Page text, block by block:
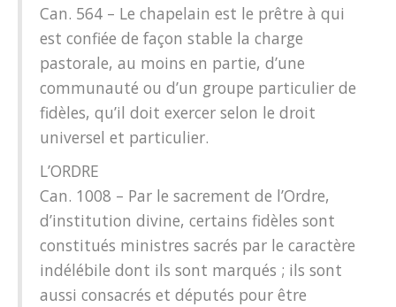
Can. 564 – Le chapelain est le prêtre à qui
est confiée de façon stable la charge
pastorale, au moins en partie, d’une
communauté ou d’un groupe particulier de
fidèles, qu’il doit exercer selon le droit
universel et particulier.
L’ORDRE
Can. 1008 – Par le sacrement de l’Ordre,
d’institution divine, certains fidèles sont
constitués ministres sacrés par le caractère
indélébile dont ils sont marqués ; ils sont
aussi consacrés et députés pour être